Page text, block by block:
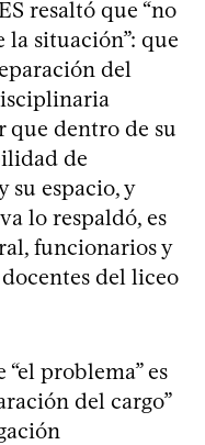
resaltó que “no
situación”: que
del
dentro de su
de
su espacio, y
lo respaldó, es
funcionarios y
del liceo
problema” es
del cargo”